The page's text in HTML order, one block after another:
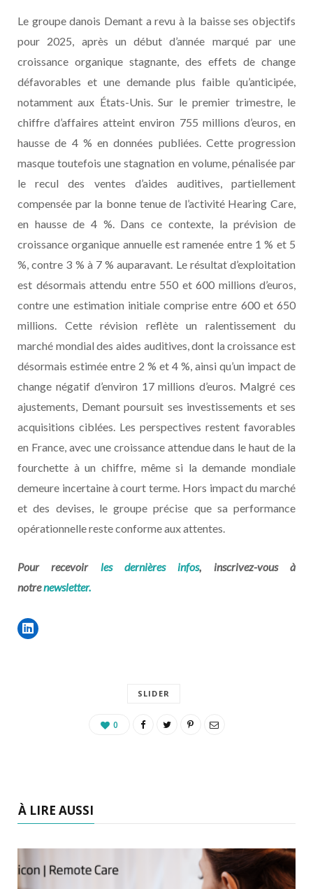
Le groupe danois Demant a revu à la baisse ses objectifs
pour 2025, après un début d’année marqué par une
croissance organique stagnante, des effets de change
défavorables et une demande plus faible qu’anticipée,
notamment aux États-Unis. Sur le premier trimestre, le
chiffre d’affaires atteint environ 755 millions d’euros, en
hausse de 4 % en données publiées. Cette progression
masque toutefois une stagnation en volume, pénalisée par
le recul des ventes d’aides auditives, partiellement
compensée par la bonne tenue de l’activité Hearing Care,
en hausse de 4 %. Dans ce contexte, la prévision de
croissance organique annuelle est ramenée entre 1 % et 5
%, contre 3 % à 7 % auparavant. Le résultat d’exploitation
est désormais attendu entre 550 et 600 millions d’euros,
contre une estimation initiale comprise entre 600 et 650
millions. Cette révision reflète un ralentissement du
marché mondial des aides auditives, dont la croissance est
désormais estimée entre 2 % et 4 %, ainsi qu’un impact de
change négatif d’environ 17 millions d’euros. Malgré ces
ajustements, Demant poursuit ses investissements et ses
acquisitions ciblées. Les perspectives restent favorables
en France, avec une croissance attendue dans le haut de la
fourchette à un chiffre, même si la demande mondiale
demeure incertaine à court terme. Hors impact du marché
et des devises, le groupe précise que sa performance
opérationnelle reste conforme aux attentes.
Pour recevoir les dernières infos, inscrivez-vous à
notrenewsletter.
SLIDER
0
À LIRE AUSSI